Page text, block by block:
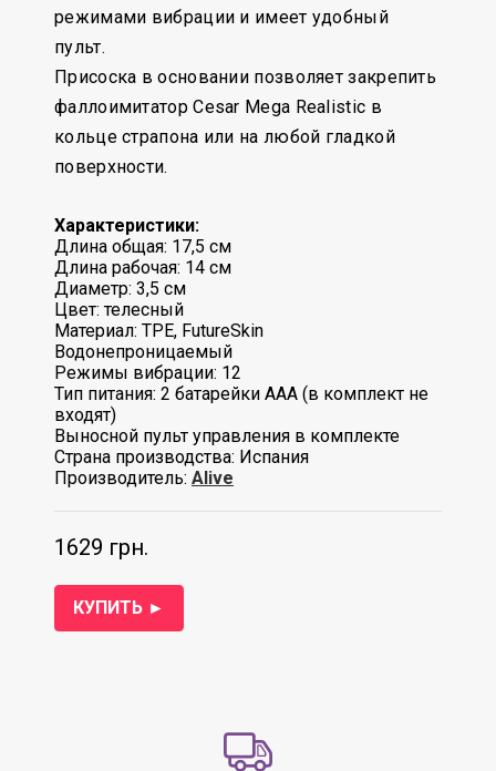
режимами вибрации и имеет удобный
пульт.
Присоска в основании позволяет закрепить
фаллоимитатор Cesar Mega Realistic в
кольце страпона или на любой гладкой
поверхности.
Характеристики:
Длина общая: 17,5 см
Длина рабочая: 14 см
Диаметр: 3,5 см
Цвет: телесный
Материал: TPE, FutureSkin
Водонепроницаемый
Режимы вибрации: 12
Тип питания: 2 батарейки ААА (в комплект не
входят)
Выносной пульт управления в комплекте
Страна производства: Испания
Производитель: Alive
КУПИТЬ ►
1629 грн.